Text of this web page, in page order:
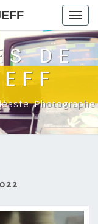
DE
Photographe